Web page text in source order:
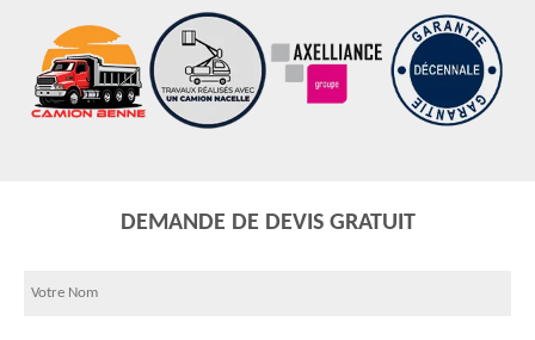
DEMANDE DE DEVIS GRATUIT